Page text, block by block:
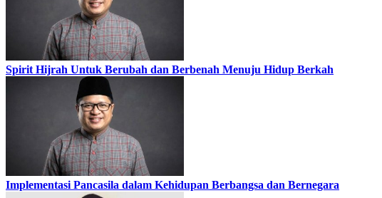
Spirit Hijrah Untuk Berubah dan Berbenah Menuju Hidup Berkah
Implementasi Pancasila dalam Kehidupan Berbangsa dan Bernegara